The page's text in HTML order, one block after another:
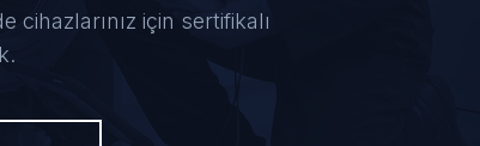
için sertifikalı